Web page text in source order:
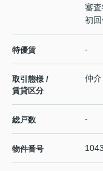
審
初
特優賃 -
取引態様 /
賃貸区分
仲
総戸数 -
物件番号